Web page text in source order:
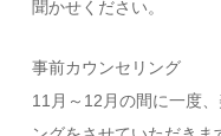
聞かせください。
事前カウンセリング
11月～12月の間に一度、